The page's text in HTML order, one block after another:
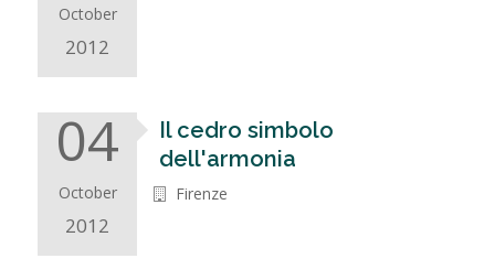
October
2012
04
October
2012
Il cedro simbolo
dell'armonia
Firenze